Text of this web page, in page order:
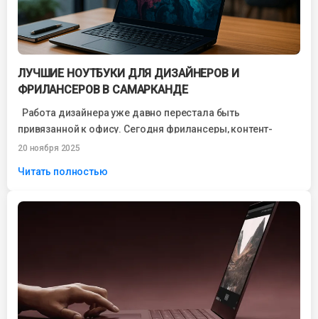
ЛУЧШИЕ НОУТБУКИ ДЛЯ ДИЗАЙНЕРОВ И
ФРИЛАНСЕРОВ В САМАРКАНДЕ
Работа дизайнера уже давно перестала быть
привязанной к офису. Сегодня фрилансеры, контент-
мейкеры, UX/UI-дизайнеры, иллюстраторы и 3D-
20 ноября 2025
Читать полностью